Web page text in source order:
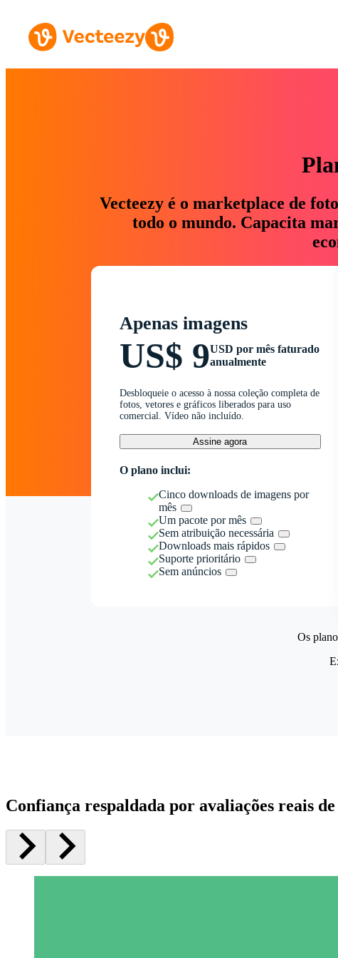
Vecteezy é o marketplace de
todo o mundo. Capacita
Apenas imagens
US$ 9USD por mês faturado
anualmente
Desbloqueie o acesso à nossa coleção completa de
fotos, vetores e gráficos liberados para uso
comercial. Vídeo não incluído.
Assine agora
O plano inclui:
Cinco downloads de imagens por
mês
Um pacote por mês
Sem atribuição necessária
Downloads mais rápidos
Suporte prioritário
Sem anúncios
Os
Confiança respaldada por avaliações reais